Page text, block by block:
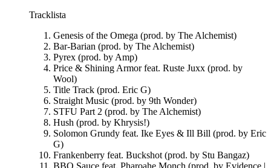
Tracklista
Genesis of the Omega (prod. by The Alchemist)
Bar-Barian (prod. by The Alchemist)
Pyrex (prod. by Amp)
Price & Shining Armor feat. Ruste Juxx (prod. by
Wool)
Title Track (prod. Eric G)
Straight Music (prod. by 9th Wonder)
STFU Part 2 (prod. by The Alchemist)
Hush (prod. by Khrysis!)
Solomon Grundy feat. Ike Eyes & Ill Bill (prod. by Eric
G)
Frankenberry feat. Buckshot (prod. by Stu Bangaz)
BBQ Sauce feat. Pharoahe Monch (prod. by Evidence |